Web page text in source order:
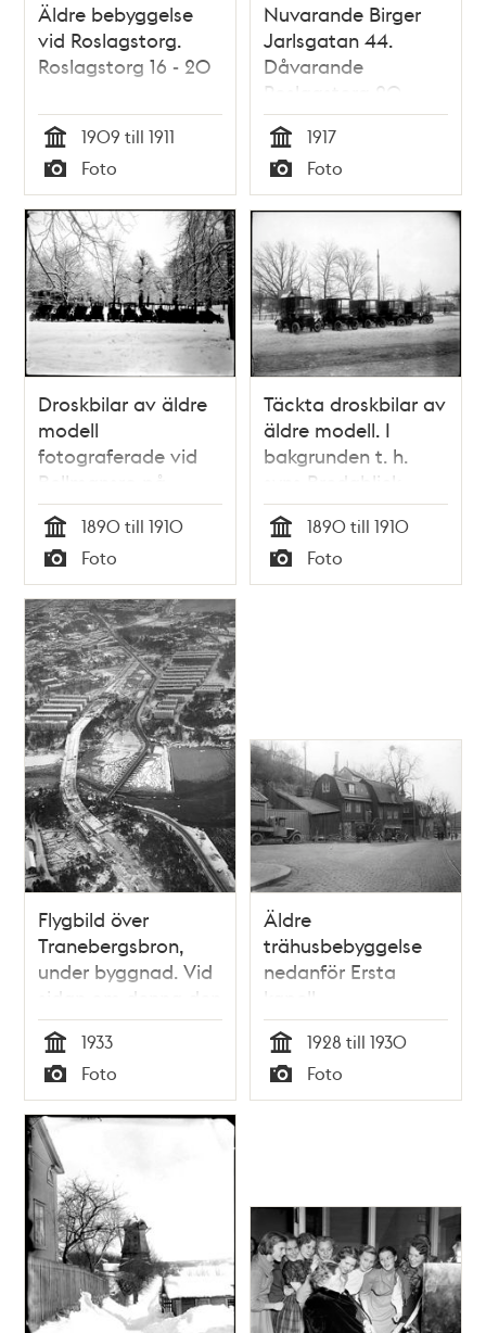
Äldre bebyggelse
vid Roslagstorg.
Roslagstorg 16 - 20
Tid
1909 till 1911
Typ
Foto
Nuvarande Birger
Jarlsgatan 44.
Dåvarande
Roslagstorg 20.
Gård med äldre
byggnader
Tid
1917
Typ
Foto
Droskbilar av äldre
modell
fotograferade vid
Bellmansro på
Djurgården. I
bakgrunden syns
Bellmansbysten som
avtäcktes 1829.
Tid
1890 till 1910
Typ
Foto
Täckta droskbilar av
äldre modell. I
bakgrunden t. h.
syns Bredablick.
Tid
1890 till 1910
Typ
Foto
Flygbild över
Tranebergsbron,
under byggnad. Vid
sidan om denna den
äldre pontonbron. I
bakgrunden parti av
Kungsholmen,
Kristineberg och
Fredhäll
Tid
1933
Typ
Foto
Äldre
trähusbebyggelse
nedanför Ersta
kapell.
Folkungagatan 113
Tid
1928 till 1930
Typ
Foto